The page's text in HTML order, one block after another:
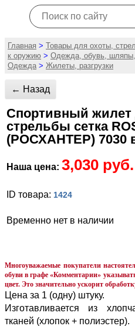
Главная > Товары для охоты,
к оружию > Одежда, обувь,
Одежда > Жилеты, разгрузки
← Назад
Спортивный жилет
стрельбы сетка
(РОСХАНТЕР) 7030
Наша цена: 3,030 руб.
ID товара: 1424
Временно нет в наличии
Многоуважаемые покупатели
обуви в графе «Комментарии»
цвет. Это значительно ускорит
Цена за 1 (одну) штуку.
Изготавливается из
тканей (хлопок + полиэстер).